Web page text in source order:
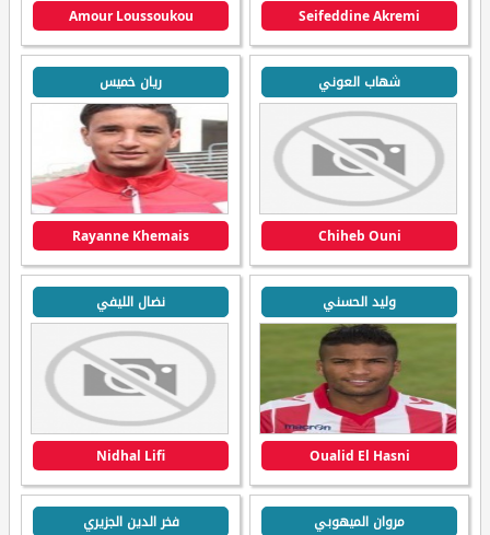
Seifeddine Akremi
Amour Loussoukou
شهاب العوني
Chiheb Ouni
ريان خميس
Rayanne Khemais
وليد الحسني
Oualid El Hasni
نضال الليفي
Nidhal Lifi
مروان الميهوبي فخر الدين الجزيري